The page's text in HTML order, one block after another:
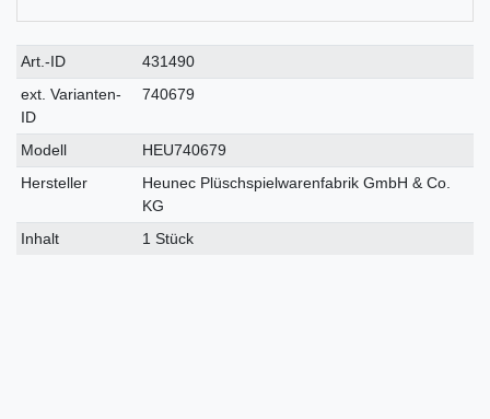
Technisches
Merkmal
Wert
Art.-ID
431490
ext. Varianten-
ID
740679
Modell
HEU740679
Hersteller
Heunec Plüschspielwarenfabrik GmbH & Co.
KG
Inhalt
1 Stück